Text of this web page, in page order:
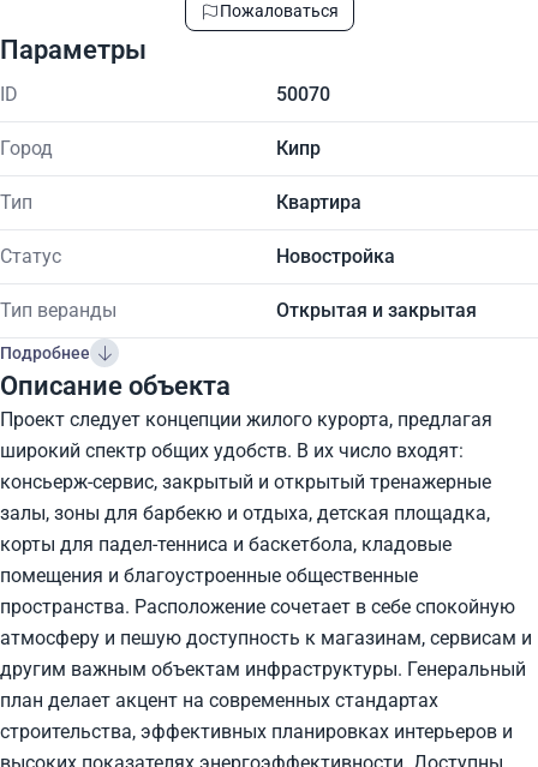
Пожаловаться
Параметры
ID 50070
Город Кипр
Тип Квартира
Статус Новостройка
Тип веранды Открытая и закрытая
Подробнее
Описание объекта
Проект следует концепции жилого курорта, предлагая
широкий спектр общих удобств. В их число входят:
консьерж-сервис, закрытый и открытый тренажерные
залы, зоны для барбекю и отдыха, детская площадка,
корты для падел-тенниса и баскетбола, кладовые
помещения и благоустроенные общественные
пространства. Расположение сочетает в себе спокойную
атмосферу и пешую доступность к магазинам, сервисам и
другим важным объектам инфраструктуры. Генеральный
план делает акцент на современных стандартах
строительства, эффективных планировках интерьеров и